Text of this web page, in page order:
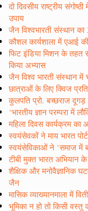
दो दिवसीय राष्ट्रीय
उपाय
जैन विश्वभारती संस्थान
कौशल कार्यशाला में एआई
फिट इंडिया मिशन के तहत
किया अभ्यास
जैन विश्व भारती संस्थान में
छात्राओं के लिए क्विज
कुलपति प्रो. बच्छराज
‘भारतीय ज्ञान परम्परा में
महिला दिवस कार्यक्रम का
स्वयंसेवकों ने माय भारत
स्वयंसेविकाओं ने ‘समाज में
टीबी मुक्त भारत
शैक्षिक और मनोवैज्ञानिक
जैन
मासिक व्याख्यानमाला में
भूमिका न हो तो किसी वस्तु